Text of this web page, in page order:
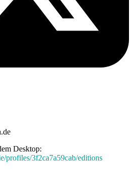
Desktop:
profiles/3f2ca7a59cab/editions